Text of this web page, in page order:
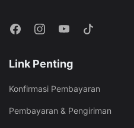
Link Penting
Konfirmasi Pembayaran
Pembayaran & Pengiriman